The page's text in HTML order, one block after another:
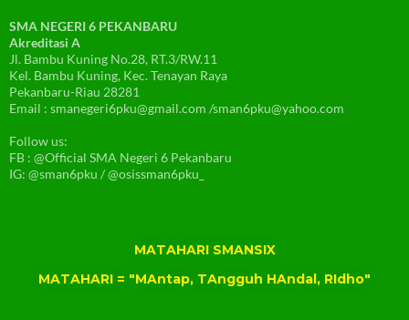
SMA NEGERI 6 PEKANBARU
Akreditasi A
Jl. Bambu Kuning No.28, RT.3/RW.11
Kel. Bambu Kuning, Kec. Tenayan Raya
Pekanbaru-Riau 28281
Email : smanegeri6pku@gmail.com /sman6pku@yahoo.com
Follow us:
FB : @Official SMA Negeri 6 Pekanbaru
IG: @sman6pku / @osissman6pku_
MATAHARI SMANSIX
MATAHARI = "MAntap, TAngguh HAndal, RIdho"